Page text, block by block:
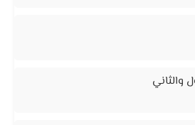
والثاني